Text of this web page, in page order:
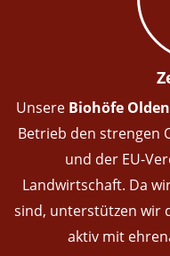
Unsere Biohöfe
Betrieb den strengen
und der EU-
Landwirtschaft. Da
sind, unterstützen wir
aktiv mit